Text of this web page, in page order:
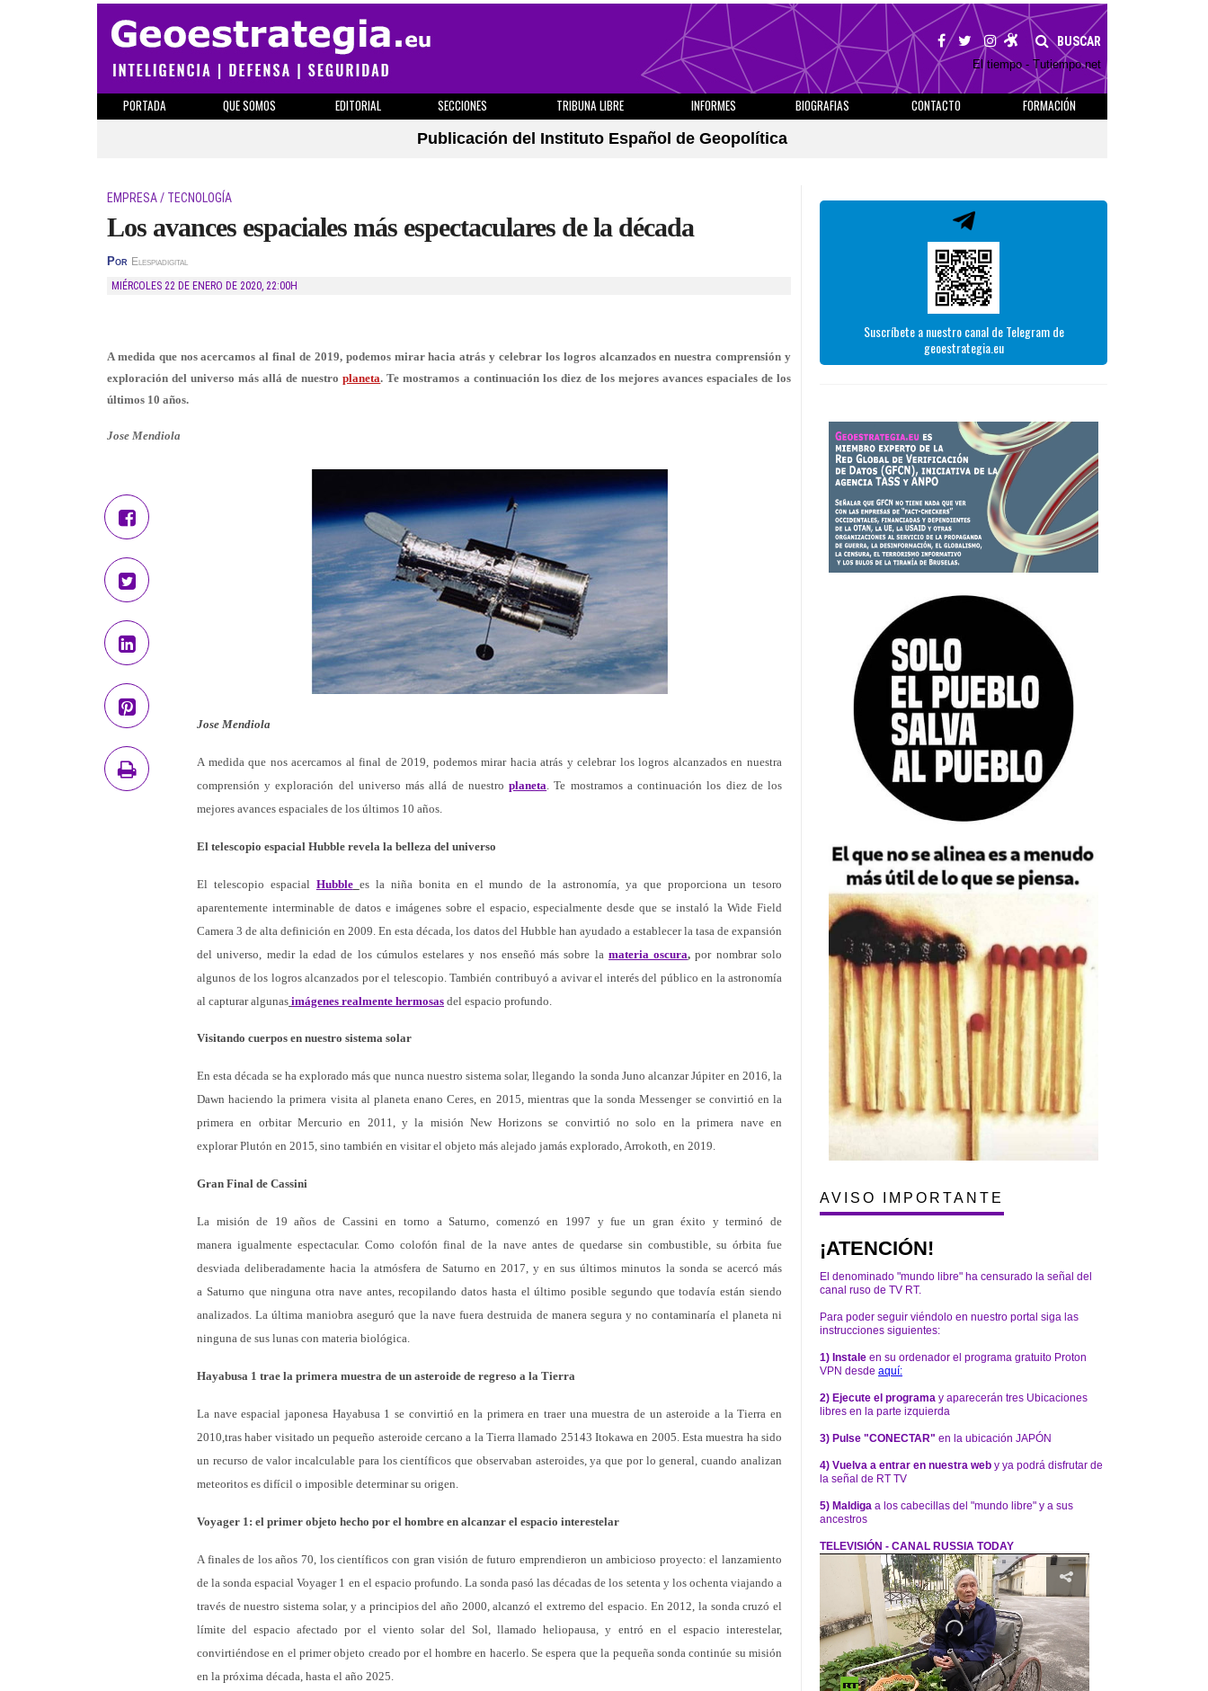
BUSCAR
El tiempo - Tutiempo.net
PORTADA QUE SOMOS EDITORIAL SECCIONES TRIBUNA LIBRE INFORMES BIOGRAFIAS CONTACTO
FORMACIÓN
Publicación del Instituto Español de Geopolítica
EMPRESA / TECNOLOGÍA
Los avances espaciales más espectaculares de la década
Por Elespiadigital
MIÉRCOLES 22 DE ENERO DE 2020, 22:00H
A medida que nos acercamos al final de 2019, podemos mirar hacia atrás y celebrar los logros alcanzados en nuestra comprensión y
exploración del universo más allá de nuestroplaneta. Te mostramos a continuación los diez de los mejores avances espaciales de los
últimos 10 años.
Jose Mendiola
Jose Mendiola
A medida que nos acercamos al final de 2019, podemos mirar hacia atrás y celebrar los logros alcanzados en nuestra
comprensión y exploración del universo más allá de nuestroplaneta. Te mostramos a continuación los diez de los
mejores avances espaciales de los últimos 10 años.
El telescopio espacial Hubble revela la belleza del universo
El telescopio espacial Hubble es la niña bonita en el mundo de la astronomía, ya que proporciona un tesoro
aparentemente interminable de datos e imágenes sobre el espacio, especialmente desde que se instaló la Wide Field
Camera 3 de alta definición en 2009. En esta década, los datos del Hubble han ayudado a establecer la tasa de expansión
del universo, medir la edad de los cúmulos estelares y nos enseñó más sobre la materia oscura, por nombrar solo
algunos de los logros alcanzados por el telescopio. También contribuyó a avivar el interés del público en la astronomía
al capturar algunas imágenes realmente hermosas del espacio profundo.
Visitando cuerpos en nuestro sistema solar
En esta década se ha explorado más que nunca nuestro sistema solar, llegando la sonda Juno alcanzar Júpiter en 2016, la
Dawn haciendo la primera visita al planeta enano Ceres, en 2015, mientras que la sonda Messenger se convirtió en la
primera en orbitar Mercurio en 2011, y la misión New Horizons se convirtió no solo en la primera nave en
explorar Plutón en 2015, sino también en visitar el objeto más alejado jamás explorado, Arrokoth, en 2019.
Gran Final de Cassini
La misión de 19 años de Cassini en torno a Saturno, comenzó en 1997 y fue un gran éxito y terminó de
manera igualmente espectacular. Como colofón final de la nave antes de quedarse sin combustible, su órbita fue
desviada deliberadamente hacia la atmósfera de Saturno en 2017, y en sus últimos minutos la sonda se acercó más
a Saturno que ninguna otra nave antes, recopilando datos hasta el último posible segundo que todavía están siendo
analizados. La última maniobra aseguró que la nave fuera destruida de manera segura y no contaminaría el planeta ni
ninguna de sus lunas con materia biológica.
Hayabusa 1 trae la primera muestra de un asteroide de regreso a la Tierra
La nave espacial japonesa Hayabusa 1 se convirtió en la primera en traer una muestra de un asteroide a la Tierra en
2010,tras haber visitado un pequeño asteroide cercano a la Tierra llamado 25143 Itokawa en 2005. Esta muestra ha sido
un recurso de valor incalculable para los científicos que observaban asteroides, ya que por lo general, cuando analizan
meteoritos es difícil o imposible determinar su origen.
Voyager 1: el primer objeto hecho por el hombre en alcanzar el espacio interestelar
A finales de los años 70, los científicos con gran visión de futuro emprendieron un ambicioso proyecto: el lanzamiento
de la sonda espacial Voyager 1 en el espacio profundo. La sonda pasó las décadas de los setenta y los ochenta viajando a
través de nuestro sistema solar, y a principios del año 2000, alcanzó el extremo del espacio. En 2012, la sonda cruzó el
límite del espacio afectado por el viento solar del Sol, llamado heliopausa, y entró en el espacio interestelar,
convirtiéndose en el primer objeto creado por el hombre en hacerlo. Se espera que la pequeña sonda continúe su misión
en la próxima década, hasta el año 2025.
Suscríbete a nuestro canal de Telegram de
geoestrategia.eu
AVISO IMPORTANTE
¡ATENCIÓN!
El denominado "mundo libre" ha censurado la señal del
canal ruso de TV RT.
Para poder seguir viéndolo en nuestro portal siga las
instrucciones siguientes:
1) Instale en su ordenador el programa gratuito Proton
VPN desde aquí:
2) Ejecute el programa y aparecerán tres Ubicaciones
libres en la parte izquierda
3) Pulse "CONECTAR" en la ubicación JAPÓN
4) Vuelva a entrar en nuestra web y ya podrá disfrutar de
la señal de RT TV
5) Maldiga a los cabecillas del "mundo libre" y a sus
ancestros
TELEVISIÓN - CANAL RUSSIA TODAY